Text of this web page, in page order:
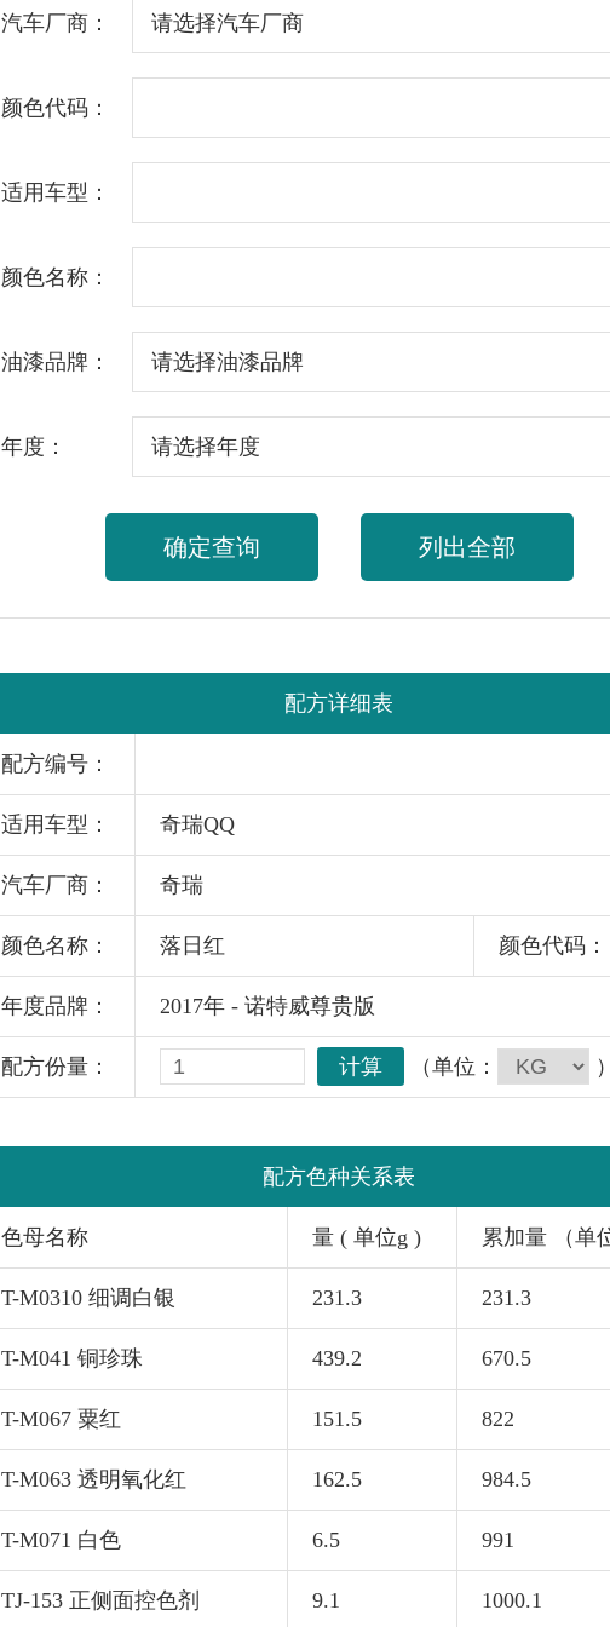
汽车厂商：
颜色代码：
适用车型：
颜色名称：
油漆品牌：
年度：
确定查询 列出全部
配方详细表
配方编号：
适用车型： 奇瑞QQ
汽车厂商： 奇瑞
颜色名称： 落日红 颜色代码：
年度品牌： 2017年 - 诺特威尊贵版
配方份量： 计算 （单位：
配方色种关系表
色母名称 量 ( 单位g ) 累加量 （单
T-M0310 细调白银 231.3 231.3
T-M041 铜珍珠 439.2 670.5
T-M067 粟红 151.5 822
T-M063 透明氧化红 162.5 984.5
T-M071 白色 6.5 991
TJ-153 正侧面控色剂 9.1 1000.1